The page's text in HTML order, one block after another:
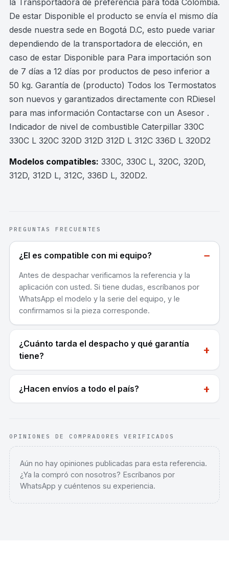
la Transportadora de preferencia para toda Colombia.
De estar Disponible el producto se envía el mismo día
desde nuestra sede en Bogotá D.C, esto puede variar
dependiendo de la transportadora de elección, en
caso de estar Disponible para Para importación son
de 7 días a 12 días por productos de peso inferior a
50 kg. Garantía de (producto) Todos los Termostatos
son nuevos y garantizados directamente con RDiesel
para mas información Contactarse con un Asesor .
Indicador de nivel de combustible Caterpillar 330C
330C L 320C 320D 312D 312D L 312C 336D L 320D2
Modelos compatibles: 330C, 330C L, 320C, 320D,
312D, 312D L, 312C, 336D L, 320D2.
PREGUNTAS FRECUENTES
¿El es compatible con mi equipo? −
Antes de despachar verificamos la referencia y la
aplicación con usted. Si tiene dudas, escríbanos por
WhatsApp el modelo y la serie del equipo, y le
confirmamos si la pieza corresponde.
¿Cuánto tarda el despacho y qué garantía
tiene?
+
¿Hacen envíos a todo el país? +
OPINIONES DE COMPRADORES VERIFICADOS
Aún no hay opiniones publicadas para esta referencia.
¿Ya la compró con nosotros? Escríbanos por
WhatsApp y cuéntenos su experiencia.